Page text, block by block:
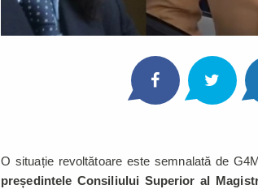
O situație revoltătoare este semnalată de
președintele Consiliului Superior al